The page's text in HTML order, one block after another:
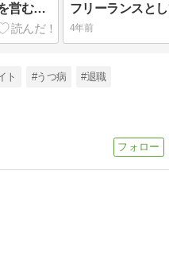
フリーランスとして個人で事業を営むという働き方と、メリットとデメリットを解説
4年前
ト #うつ病 #退職